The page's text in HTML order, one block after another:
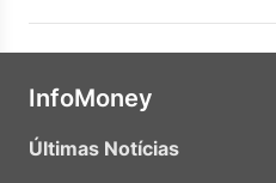
InfoMoney
Últimas Notícias